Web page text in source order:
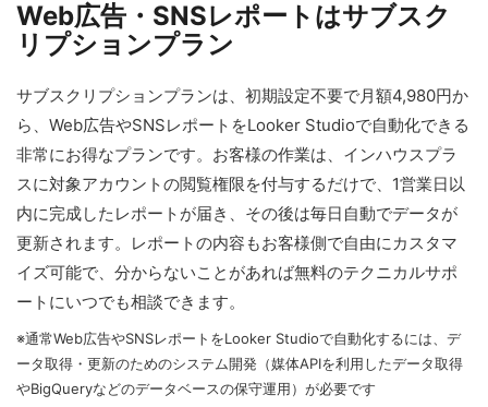
Web広告・SNSレポートはサブスク
リプションプラン
サブスクリプションプランは、初期設定不要で月額4,980円か
ら、Web広告やSNSレポートをLooker Studioで自動化できる
非常にお得なプランです。お客様の作業は、インハウスプラ
スに対象アカウントの閲覧権限を付与するだけで、1営業日以
内に完成したレポートが届き、その後は毎日自動でデータが
更新されます。レポートの内容もお客様側で自由にカスタマ
イズ可能で、分からないことがあれば無料のテクニカルサポ
ートにいつでも相談できます。
※通常Web広告やSNSレポートをLooker Studioで自動化するには、デ
ータ取得・更新のためのシステム開発（媒体APIを利用したデータ取得
やBigQueryなどのデータベースの保守運用）が必要です